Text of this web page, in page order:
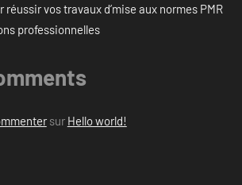
réussir vos travaux d’mise aux normes PMR
professionnelles
sur Hello world!